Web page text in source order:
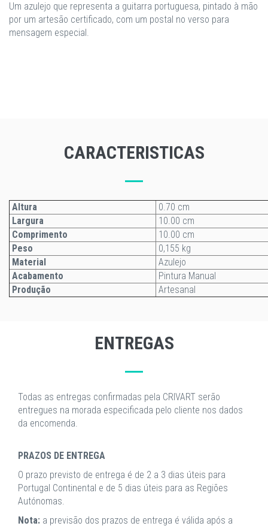
Um azulejo que representa a guitarra portuguesa, pintado à mão
por um artesão certificado, com um postal no verso para
mensagem especial.
CARACTERISTICAS
Altura
0.70 cm
Largura
10.00 cm
Comprimento
10.00 cm
Peso
0,155 kg
Material
Azulejo
Acabamento
Pintura Manual
Produção
Artesanal
ENTREGAS
Todas as entregas confirmadas pela CRIVART serão
entregues na morada especificada pelo cliente nos dados
da encomenda.
PRAZOS DE ENTREGA
O prazo previsto de entrega é de 2 a 3 dias úteis para
Portugal Continental e de 5 dias úteis para as Regiões
Autónomas.
Nota: a previsão dos prazos de entrega é válida após a